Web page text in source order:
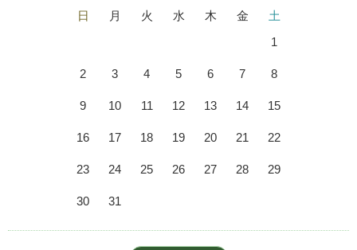
日 月 火 水 木 金
土
1
2 3 4 5 6 7 8
9 10 11 12 13 14 15
16 17 18 19 20 21 22
23 24 25 26 27 28 29
30 31